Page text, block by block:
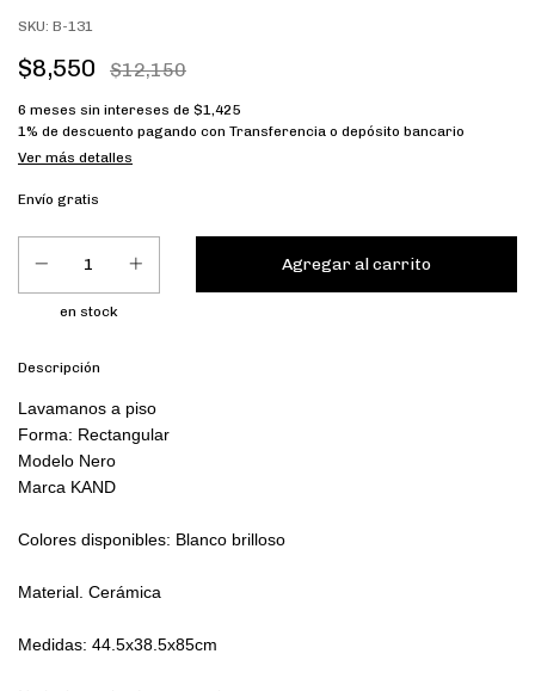
SKU: B-131
$8,550 $12,150
6 meses sin intereses de $1,425
1% de descuento pagando con Transferencia o depósito bancario
Ver más detalles
Envío gratis
en stock
Descripción
Lavamanos a piso
Forma: Rectangular
Modelo Nero
Marca KAND
Colores disponibles: Blanco brilloso
Material. Cerámica
Medidas: 44.5x38.5x85cm